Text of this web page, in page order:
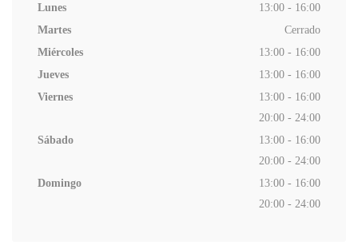
Lunes
13:00 - 16:00
Martes
Cerrado
Miércoles
13:00 - 16:00
Jueves
13:00 - 16:00
Viernes
13:00 - 16:00
20:00 - 24:00
Sábado
13:00 - 16:00
20:00 - 24:00
Domingo
13:00 - 16:00
20:00 - 24:00